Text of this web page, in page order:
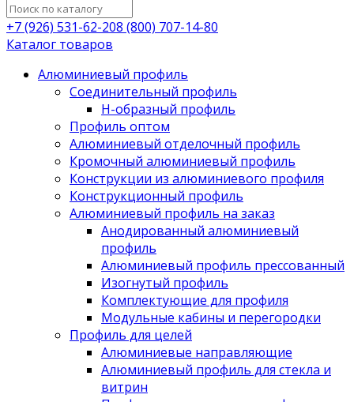
+7 (926) 531-62-208 (800) 707-14-80
Каталог товаров
Алюминиевый профиль
Соединительный профиль
Н-образный профиль
Профиль оптом
Алюминиевый отделочный профиль
Кромочный алюминиевый профиль
Конструкции из алюминиевого профиля
Конструкционный профиль
Алюминиевый профиль на заказ
Анодированный алюминиевый
профиль
Алюминиевый профиль прессованный
Изогнутый профиль
Комплектующие для профиля
Модульные кабины и перегородки
Профиль для целей
Алюминиевые направляющие
Алюминиевый профиль для стекла и
витрин